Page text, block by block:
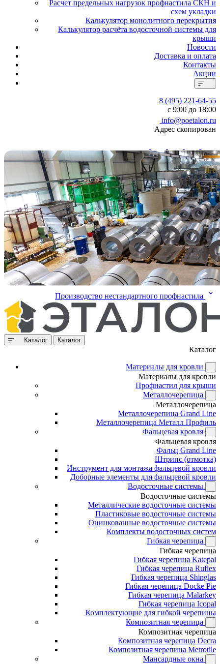
Расчет предельных нагрузок профнастила СКН и
схем укладки
Калькулятор монолитного перекрытия
Калькулятор расчёта водосточной системы для
крыши
Новости
Доставка и оплата
Контакты
Акции
8 (495) 221-64-55
с 9:00 до 18:00
info@poetalon.ru
Адрес скопирован
Производство нестандартного профнастила
Каталог Каталог
Каталог
Материалы для кровли
Материалы для кровли
Профнастил для крыши
Металлочерепица
Металлочерепица
Металлочерепица Grand Line
Металлочерепица Металл Профиль
Фальцевая кровля
Фальцевая кровля
Фальц Grand Line
Штрипс (отмотка)
Инструмент для монтажа фальцевой кровли
Доборные элементы для фальцевой кровли
Водосточные системы
Водосточные системы
Металлические водосточные системы
Пластиковые водосточные системы
Оцинкованные водосточные системы
Комплекты водосточных систем
Гибкая черепица
Гибкая черепица
Гибкая черепица Katepal
Гибкая черепица Ruflex
Гибкая черепица Shinglas
Гибкая черепица Docke Pie
Гибкая черепица Malarkey
Гибкая черепица Icopal
Комплектующие для гибкой черепицы
Композитная черепица
Композитная черепица
Композитная черепица Decra
Композитная черепица Metrotile
Мансардные окна